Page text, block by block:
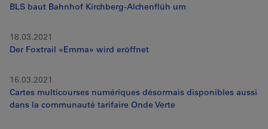
BLS baut Bahnhof Kirchberg-Alchenflüh um
18.03.2021
Der Foxtrail «Emma» wird eröffnet
16.03.2021
Cartes multicourses numériques désormais disponibles aussi
dans la communauté tarifaire Onde Verte